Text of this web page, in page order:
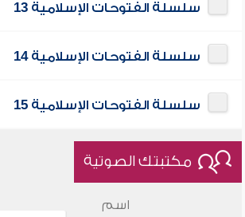
سلسلة الفتوحات الإسلامية 13
سلسلة الفتوحات الإسلامية 14
سلسلة الفتوحات الإسلامية 15
مكتبتك الصوتية
اسم